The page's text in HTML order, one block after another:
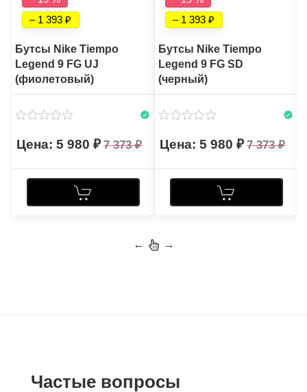
– 1 393
Бутсы Nike Tiempo
Legend 9 FG UJ
(фиолетовый)
5 980 7 373
– 1 393
Бутсы Nike Tiempo
Legend 9 FG SD
(черный)
5 980 7 373
← →
Частые вопросы